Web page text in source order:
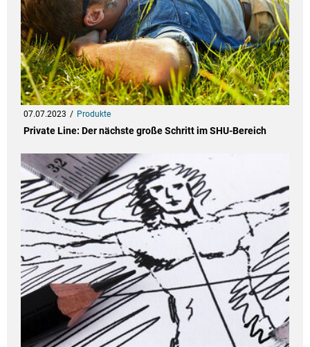
07.07.2023 Produkte
Private Line: Der nächste große Schritt im SHU-Bereich